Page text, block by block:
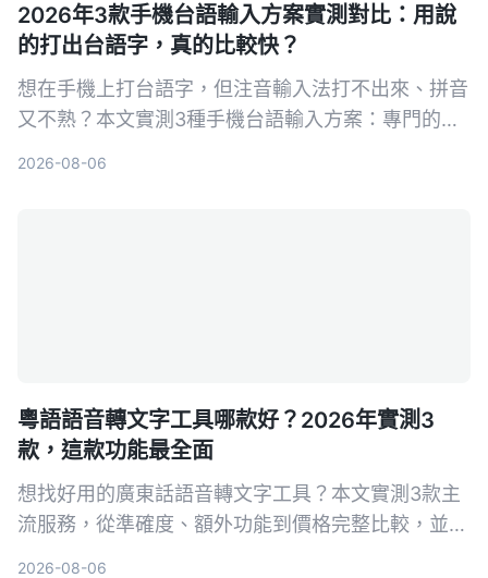
2026年3款手機台語輸入方案實測對比：用說
的打出台語字，真的比較快？
想在手機上打台語字，但注音輸入法打不出來、拼音
又不熟？本文實測3種手機台語輸入方案：專門的台
2026-08-06
粵語語音轉文字工具哪款好？2026年實測3
款，這款功能最全面
想找好用的廣東話語音轉文字工具？本文實測3款主
流服務，從準確度、額外功能到價格完整比較，並分
2026-08-06